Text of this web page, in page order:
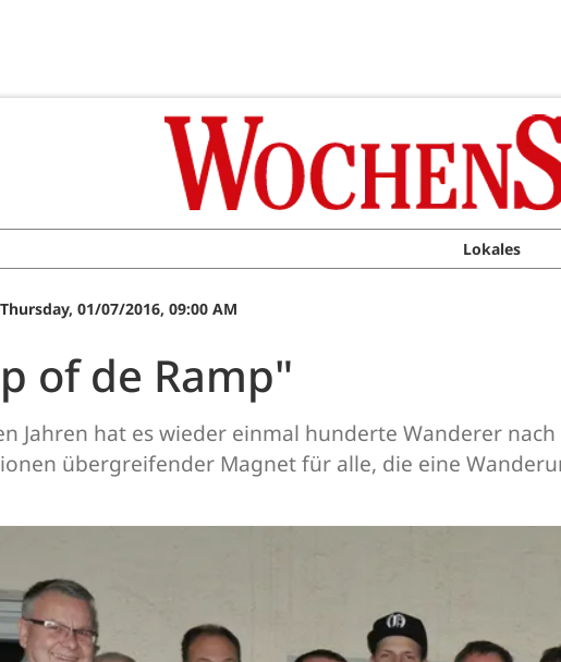
Lokales
Thursday, 01/07/2016, 09:00 AM
of de Ramp"
Jahren hat es wieder einmal hunderte Wanderer
übergreifender Magnet für alle, die eine